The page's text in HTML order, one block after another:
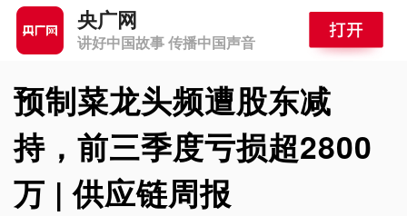
央广网
讲好中国故事 传播中国声音
预制菜龙头频遭股东减
持，前三季度亏损超2800
万 | 供应链周报